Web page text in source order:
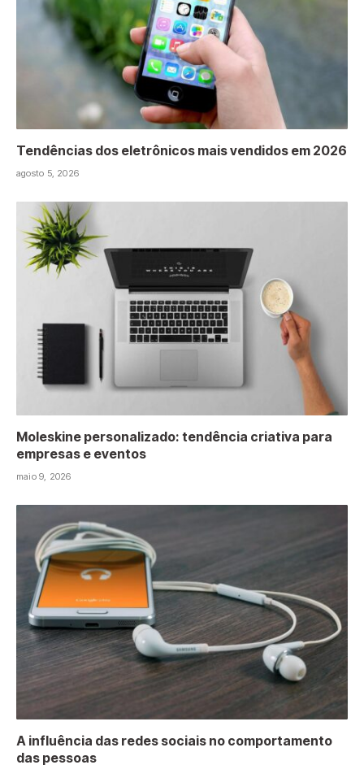
Tendências dos eletrônicos mais vendidos em 2026
agosto 5, 2026
Moleskine personalizado: tendência criativa para
empresas e eventos
maio 9, 2026
A influência das redes sociais no comportamento
das pessoas